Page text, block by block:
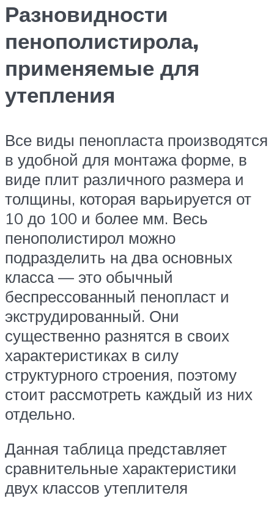
Разновидности
пенополистирола,
применяемые для
утепления
Все виды пенопласта производятся
в удобной для монтажа форме, в
виде плит различного размера и
толщины, которая варьируется от
10 до 100 и более мм. Весь
пенополистирол можно
подразделить на два основных
класса — это обычный
беспрессованный пенопласт и
экструдированный. Они
существенно разнятся в своих
характеристиках в силу
структурного строения, поэтому
стоит рассмотреть каждый из них
отдельно.
Данная таблица представляет
сравнительные характеристики
двух классов утеплителя